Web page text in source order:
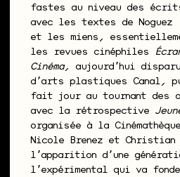
fastes au niveau des
avec les textes de Noguez
et les miens,
les revues cinéphiles
Cinéma, aujourdʼhui
dʼarts plastiques Canal,
fait jour au tournant des
avec la rétrospective
organisée à la
Nicole Brenez et
lʼapparition dʼune
lʼexpérimental qui va